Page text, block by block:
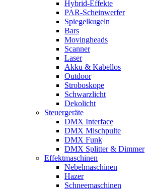
Hybrid-Effekte
PAR-Scheinwerfer
Spiegelkugeln
Bars
Movingheads
Scanner
Laser
Akku & Kabellos
Outdoor
Stroboskope
Schwarzlicht
Dekolicht
Steuergeräte
DMX Interface
DMX Mischpulte
DMX Funk
DMX Splitter & Dimmer
Effektmaschinen
Nebelmaschinen
Hazer
Schneemaschinen